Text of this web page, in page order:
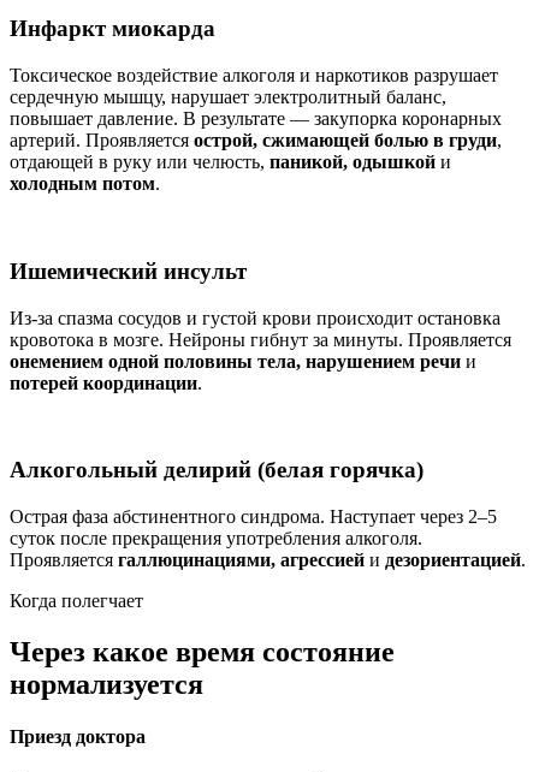
Инфаркт миокарда
Токсическое воздействие алкоголя и наркотиков разрушает
сердечную мышцу, нарушает электролитный баланс,
повышает давление. В результате — закупорка коронарных
артерий. Проявляется острой, сжимающей болью в груди,
отдающей в руку или челюсть, паникой, одышкой и
холодным потом.
Ишемический инсульт
Из-за спазма сосудов и густой крови происходит остановка
кровотока в мозге. Нейроны гибнут за минуты. Проявляется
онемением одной половины тела, нарушением речи и
потерей координации.
Алкогольный делирий (белая горячка)
Острая фаза абстинентного синдрома. Наступает через 2–5
суток после прекращения употребления алкоголя.
Проявляется галлюцинациями, агрессией и дезориентацией.
Когда полегчает
Через какое время состояние
нормализуется
Приезд доктора